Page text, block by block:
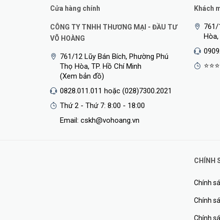
<Hotline: 0828.011.011 - (028)7300.2021 -
Cửa hàng chính
CÔNG TY TNHH THƯƠNG MẠI - ĐẦU TƯ
VÕ HOÀNG
761/12 Lũy Bán Bích, Phường Phú
Thọ Hòa, TP. Hồ Chí Minh
(Xem bản đồ)
0828.011.011 hoặc (028)7300.2021
Thứ 2 - Thứ 7: 8:00 - 18:00
Email: cskh@vohoang.vn
Khách
761/
Hòa,
CHÍNH
Chính
Chính
Chính